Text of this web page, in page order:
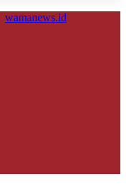
wamanews.id